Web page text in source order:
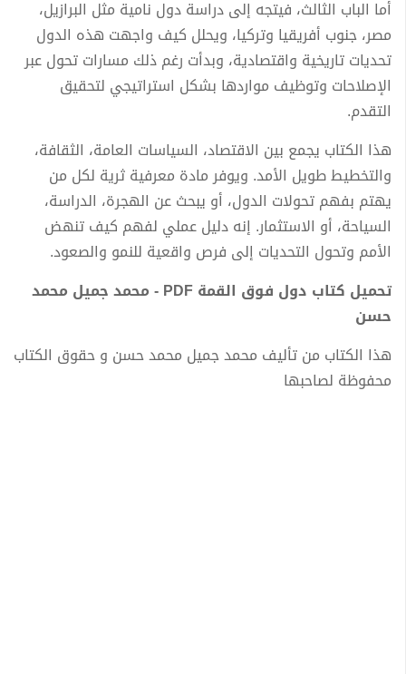
أما الباب الثالث، فيتجه إلى دراسة دول نامية مثل البرازيل،
مصر، جنوب أفريقيا وتركيا، ويحلل كيف واجهت هذه الدول
تحديات تاريخية واقتصادية، وبدأت رغم ذلك مسارات تحول عبر
الإصلاحات وتوظيف مواردها بشكل استراتيجي لتحقيق
التقدم.
هذا الكتاب يجمع بين الاقتصاد، السياسات العامة، الثقافة،
والتخطيط طويل الأمد. ويوفر مادة معرفية ثرية لكل من
يهتم بفهم تحولات الدول، أو يبحث عن الهجرة، الدراسة،
السياحة، أو الاستثمار. إنه دليل عملي لفهم كيف تنهض
الأمم وتحول التحديات إلى فرص واقعية للنمو والصعود.
تحميل كتاب دول فوق القمة PDF - محمد جميل محمد
حسن
هذا الكتاب من تأليف محمد جميل محمد حسن و حقوق الكتاب
محفوظة لصاحبها